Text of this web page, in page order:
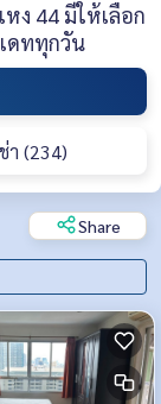
ง 44 มีให้เลือก
ดททุกวัน
า (234)
Share